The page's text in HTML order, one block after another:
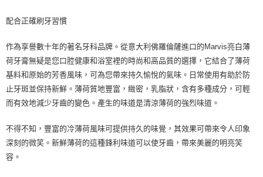
宅配
離島宅配（澎湖、金門、馬祖、小琉球）
每筆NT$250，滿NT$3,000(含以上)免運費
配合正確刷牙習慣
作為享譽數十年的著名牙科品牌。從意大利佛羅倫薩進口的Marvis亮白薄
荷牙膏無疑是您口腔健康和浴室裡的時尚和高品質的選擇，它結合了薄荷
基料和原始的芳香風味，可為您帶來持久愉悅的氣味。日常使用有助於防
止牙斑並保持新鮮。薄荷質地豐富，緻密，乳脂狀，含有多種成分，可輕
而有效地減少牙齒的變色。產生的味道是清涼薄荷的強烈味道。
不得不知，豐富的冷薄荷風味可提供持久的味覺，其效果可帶來令人印象
深刻的微笑。新鮮薄荷的這種鋒利味道可以使牙齒，帶來美麗的明亮笑
容。